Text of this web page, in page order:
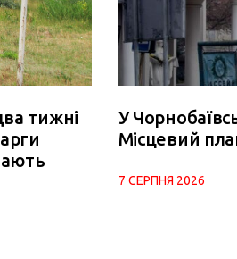
тижні
У
Місцевий
7 СЕРПНЯ 2026